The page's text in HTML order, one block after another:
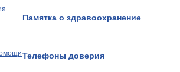
Памятка о здравоохранение
Телефоны доверия